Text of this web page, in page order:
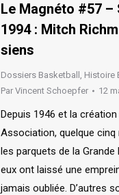
Le Magnéto #57 –
1994 : Mitch
siens
Dossiers Basketball , Histoire
Par Vincent Schoepfer 12
Depuis 1946 et la
Association, quelque
les parquets de la Grande
eux ont laissé une
jamais oubliée. D’autres